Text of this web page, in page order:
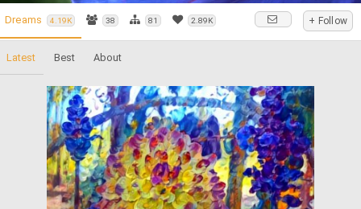
Dreams 4.19K 38 81 2.89K + Follow
Latest Best About